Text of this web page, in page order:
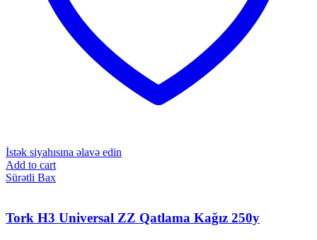
İstək siyahısına əlavə edin
Add to cart
Sürətli Bax
Tork H3 Universal ZZ Qatlama Kağız 250y